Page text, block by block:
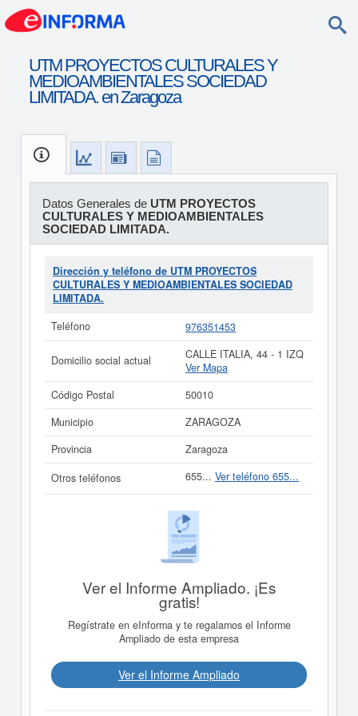
UTM PROYECTOS CULTURALES Y
MEDIOAMBIENTALES SOCIEDAD
LIMITADA. en Zaragoza
Datos Generales de UTM PROYECTOS
CULTURALES Y MEDIOAMBIENTALES
SOCIEDAD LIMITADA.
Dirección y teléfono de UTM PROYECTOS
CULTURALES Y MEDIOAMBIENTALES SOCIEDAD
LIMITADA.
Teléfono
976351453
Domicilio social actual
CALLE ITALIA, 44 - 1 IZQ
Ver Mapa
Código Postal
50010
Municipio
ZARAGOZA
Provincia
Zaragoza
Otros teléfonos
655... Ver teléfono 655...
Ver el Informe Ampliado. ¡Es
gratis!
Regístrate en eInforma y te regalamos el Informe
Ampliado de esta empresa
Ver el Informe Ampliado